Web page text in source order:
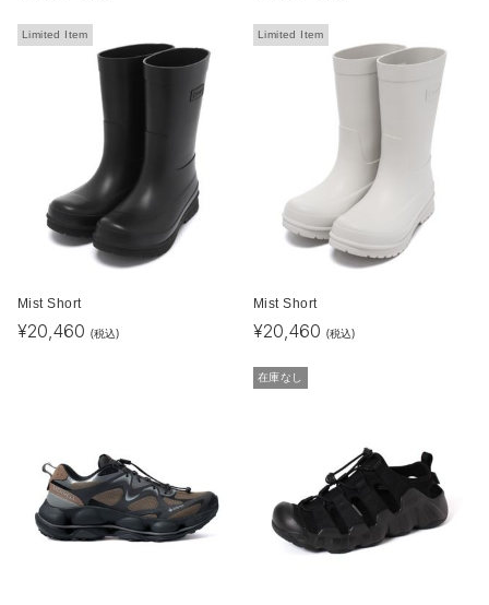
Limited Item
Mist Short
¥20,460 (税込)
Limited Item
Mist Short
¥20,460 (税込)
在庫なし